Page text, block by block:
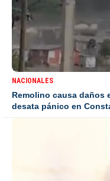
NACIONALES
Remolino causa daños
desata pánico en